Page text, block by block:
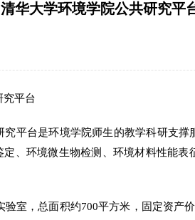
清华大学环境学院公共研究平
究平台
究平台是环境学院师生的教学科研支
、环境微生物检测、环境材料性能
验室，总面积约700平方米 ，固定资产